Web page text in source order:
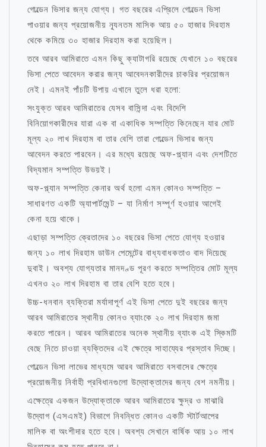
গোল্ডেন ভিসার জন্য যোগ্য। গত বছরের এপ্রিলে গোল্ডেন ভিসা
পাওয়ার জন্য প্রয়োজনীয় ন্যূনতম মাসিক আয় ৫০ হাজার দিরহাম
থেকে কমিয়ে ৩০ হাজার দিরহাম করা হয়েছিল।
তবে আরব আমিরাতে এমন কিছু ক্যাটাগরি রয়েছে যেখানে ১০ বছরের
ভিসা পেতে আবেদন করার জন্য আবেদনকারীদের চাকরির প্রয়োজন
নেই। এমনই পাঁচটি উপায় এখানে তুলে ধরা হলো:
সংযুক্ত আরব আমিরাতের যেসব বাসিন্দা এবং বিদেশি
বিনিয়োগকারীদের যারা এক বা একাধিক সম্পত্তি কিনেছেন যার মোট
মূল্য ২০ লাখ দিরহাম বা তার বেশি তারা গোল্ডেন ভিসার জন্য
আবেদন করতে পারবেন। এর মধ্যে রয়েছে অফ-প্ল্যান এবং দেশটিতে
বিদ্যমান সম্পত্তি উভয়ই।
অফ-প্ল্যান সম্পত্তি কেনার অর্থ হলো এমন কোনও সম্পত্তি –
সাধারণত একটি অ্যাপার্টমেন্ট – যা নির্মাণ সম্পূর্ণ হওয়ার আগেই
কেনা হয়ে থাকে।
এছাড়া সম্পত্তি ক্রেতাদের ১০ বছরের ভিসা পেতে যোগ্য হওয়ার
জন্য ১০ লাখ দিরহাম ডাউন পেমেন্টের বাধ্যবাধকতাও বাদ দিয়েছে
দুবাই। অবশ্য যোগ্যতার মানদণ্ড পূরণ করতে সম্পত্তির মোট মূল্য
এখনও ২০ লাখ দিরহাম বা তার বেশি হতে হবে।
উচ্চ-ধনবান ব্যক্তিরা মর্যাদাপূর্ণ এই ভিসা পেতে দুই বছরের জন্য
আরব আমিরাতের স্থানীয় কোনও ব্যাংকে ২০ লাখ দিরহাম জমা
করতে পারেন। আরব আমিরাতের অনেক স্থানীয় ব্যাংক এই স্কিমটি
বেছে নিতে চাওয়া ব্যক্তিদের এই ক্ষেত্রে সাহায্যের প্রস্তাব দিচ্ছে।
গোল্ডেন ভিসা লাভের মাধ্যমে আরব আমিরাতে বসবাসের ক্ষেত্রে
প্রয়োজনীয় নির্বাহী প্রবিধানগুলো উদ্যোক্তাদের জন্য বেশ নমনীয়।
এক্ষেত্রে একজন উদ্যোক্তাকে আরব আমিরাতের ক্ষুদ্র ও মাঝারি
উদ্যোগ (এসএমই) বিভাগে নিবন্ধিত কোনও একটি স্টার্টআপের
মালিক বা অংশীদার হতে হবে। অবশ্য সেখানে বার্ষিক আয় ১০ লাখ